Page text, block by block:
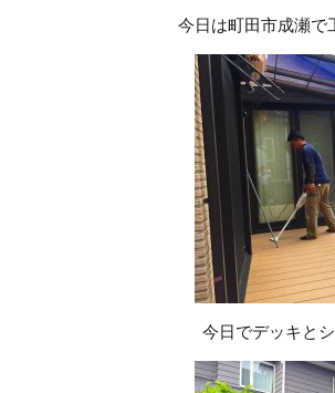
今日は町田市成瀬で
今日でデッキと